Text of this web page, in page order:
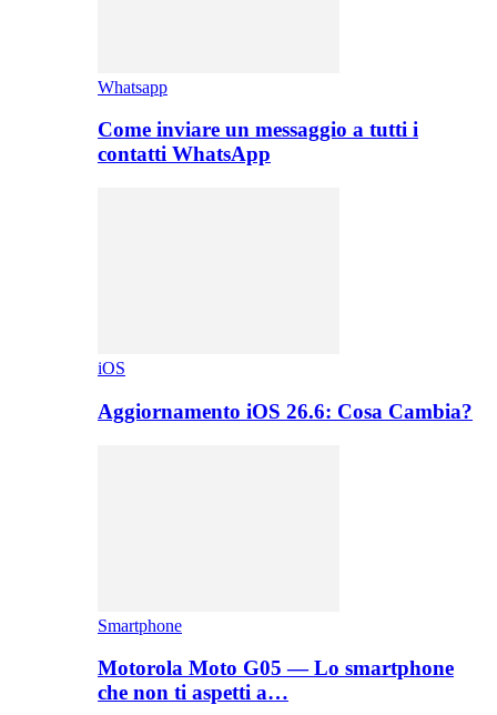
Whatsapp
Come inviare un messaggio a tutti i
contatti WhatsApp
iOS
Aggiornamento iOS 26.6: Cosa Cambia?
Smartphone
Motorola Moto G05 — Lo smartphone
che non ti aspetti a…